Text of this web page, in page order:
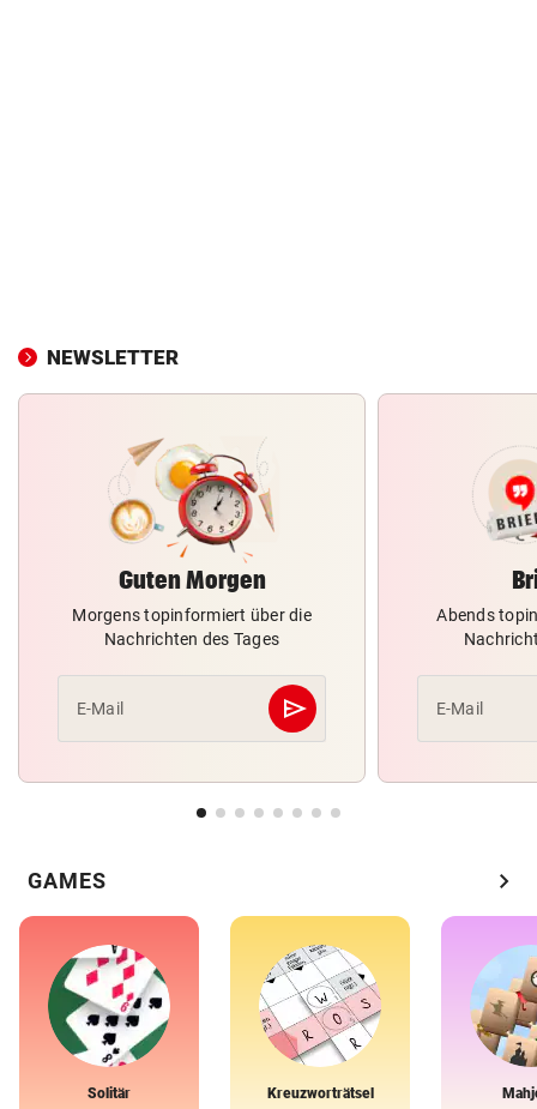
NEWSLETTER
Guten Morgen
Morgens topinformiert über die
Nachrichten des Tages
E-Mail send
Abschicken
Abends
E-Mail
GAMES chevron_right
Solitär Kreuzworträtsel